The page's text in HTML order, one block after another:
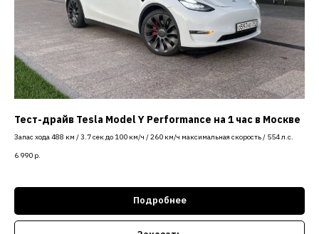
Тест-драйв Tesla Model Y Performance на 1 час в Москве
Запас хода 488 км / 3.7 сек до 100 км/ч / 260 км/ч максимальная скорость / 554 л.с.
6 990 р.
Подробнее